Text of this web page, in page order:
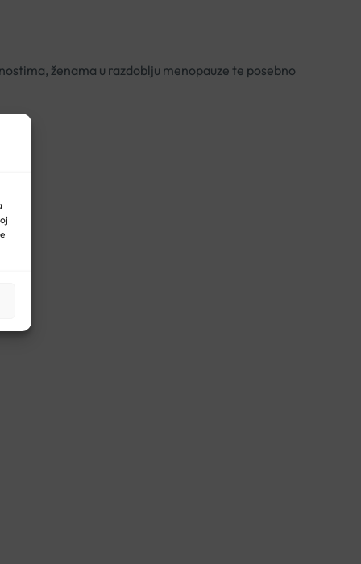
ženama u razdoblju menopauze te posebno